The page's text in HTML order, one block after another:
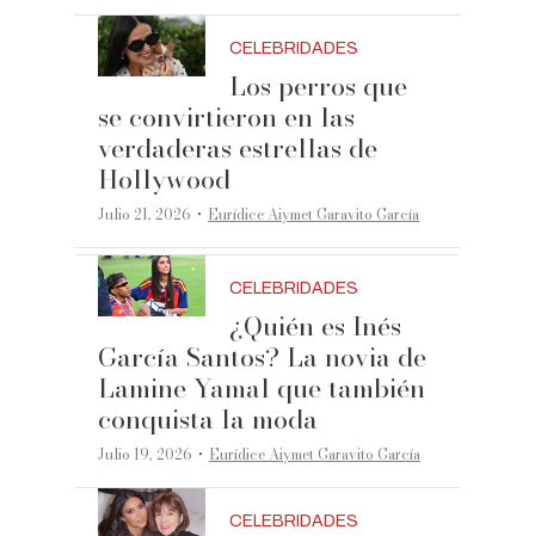
CELEBRIDADES
Los perros que
se convirtieron en las
verdaderas estrellas de
Hollywood
Julio 21, 2026 ·Eurídice Aiymet Garavito García
CELEBRIDADES
¿Quién es Inés
García Santos? La novia de
Lamine Yamal que también
conquista la moda
Julio 19, 2026 ·Eurídice Aiymet Garavito García
CELEBRIDADES